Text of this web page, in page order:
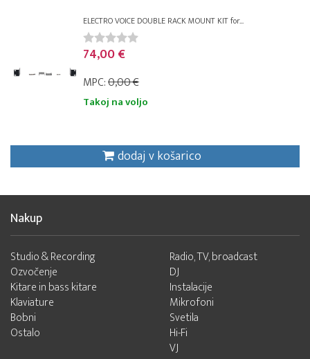
ELECTRO VOICE DOUBLE RACK MOUNT KIT for...
74,00 €
MPC:0,00 €
Takoj na voljo
dodaj v košarico
Nakup
Studio & Recording
Ozvočenje
Kitare in bass kitare
Klaviature
Bobni
Ostalo
Radio, TV, broadcast
DJ
Instalacije
Mikrofoni
Svetila
Hi-Fi
VJ